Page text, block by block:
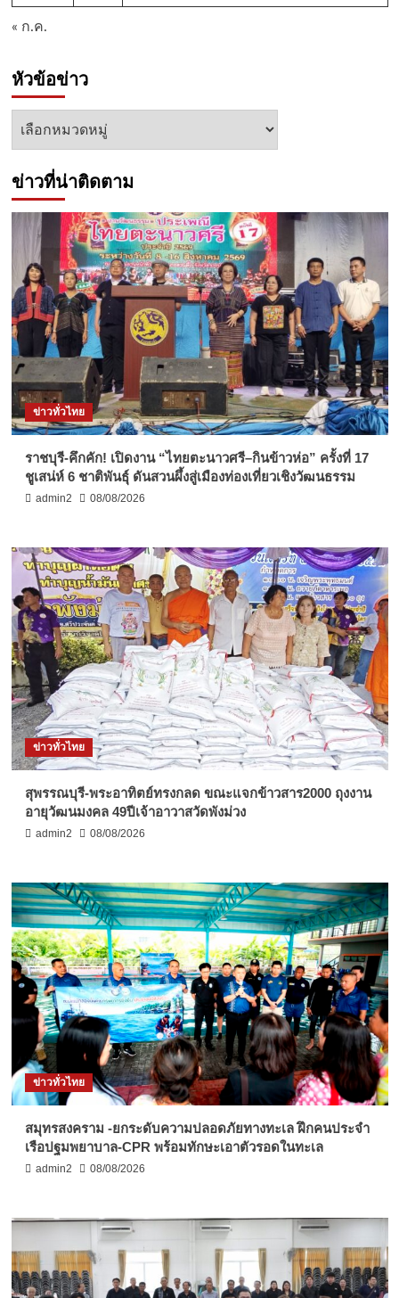
« ก.ค.
หัวข้อข่าว
หัวข้อ
ข่าวที่น่าติดตาม
ข่าวทั่วไทย
ราชบุรี-คึกคัก! เปิดงาน “ไทยตะนาวศรี–กินข้าวห่อ” ครั้งที่ 17
ชูเสน่ห์ 6 ชาติพันธุ์ ดันสวนผึ้งสู่เมืองท่องเที่ยวเชิงวัฒนธรรม
admin2 08/08/2026
ข่าวทั่วไทย
สุพรรณบุรี-พระอาทิตย์ทรงกลด ขณะแจกข้าวสาร2000 ถุงงาน
อายุวัฒนมงคล 49ปีเจ้าอาวาสวัดพังม่วง
admin2 08/08/2026
ข่าวทั่วไทย
สมุทรสงคราม -ยกระดับความปลอดภัยทางทะเล ฝึกคนประจำ
เรือปฐมพยาบาล-CPR พร้อมทักษะเอาตัวรอดในทะเล
admin2 08/08/2026